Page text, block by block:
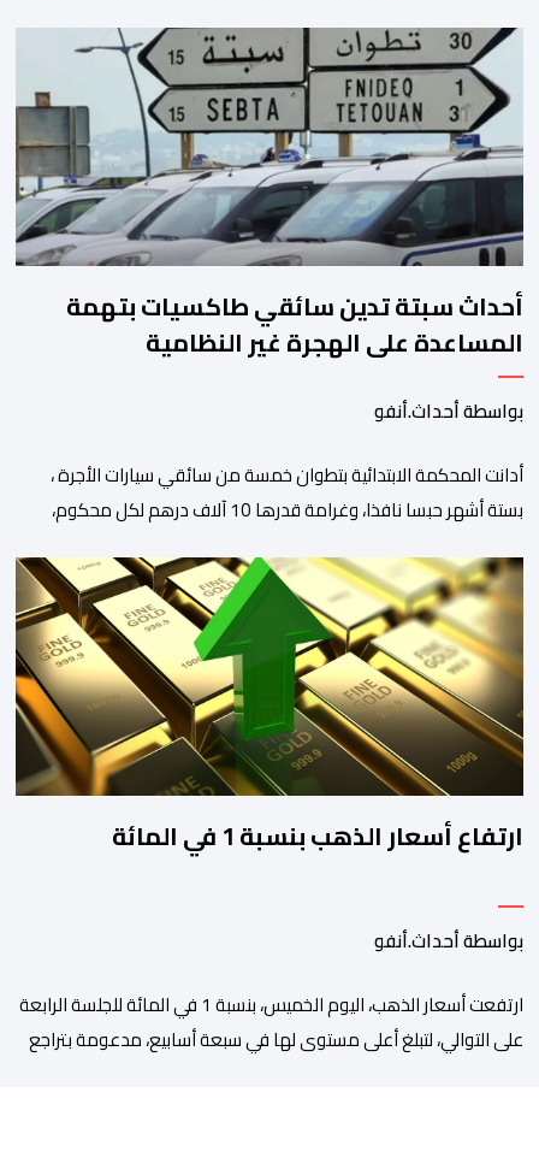
هذا الإطار، أكد أن المملكة المغربية مستعدة للتنسيق مع شركائها
الإسبان والأوروبيين من أجل إعادة القاصرين غير المرفوقين. وأعرب
المصدر ذاته عن الأسف لكونه “في […]
أحداث سبتة تدين سائقي طاكسيات بتهمة
المساعدة على الهجرة غير النظامية
بواسطة أحداث.أنفو
أدانت المحكمة الابتدائية بتطوان خمسة من سائقي سيارات الأجرة ،
بستة أشهر حبسا نافذا، وغرامة قدرها 10 آلاف درهم لكل محكوم،
الأخيرة، وفق ما كشفت عنه مصادر نقابية. وخلفت هذه الأحكام حالة
استياء وسط مهنيي القطاع الذين اعتبروا أن القضاء حمّل السائقين
مسؤوليات “لا يخولها […]
ارتفاع أسعار الذهب بنسبة 1 في المائة
بواسطة أحداث.أنفو
ارتفعت أسعار الذهب، اليوم الخميس، بنسبة 1 في المائة للجلسة الرابعة
على التوالي، لتبلغ أعلى مستوى لها في سبعة أسابيع، مدعومة بتراجع